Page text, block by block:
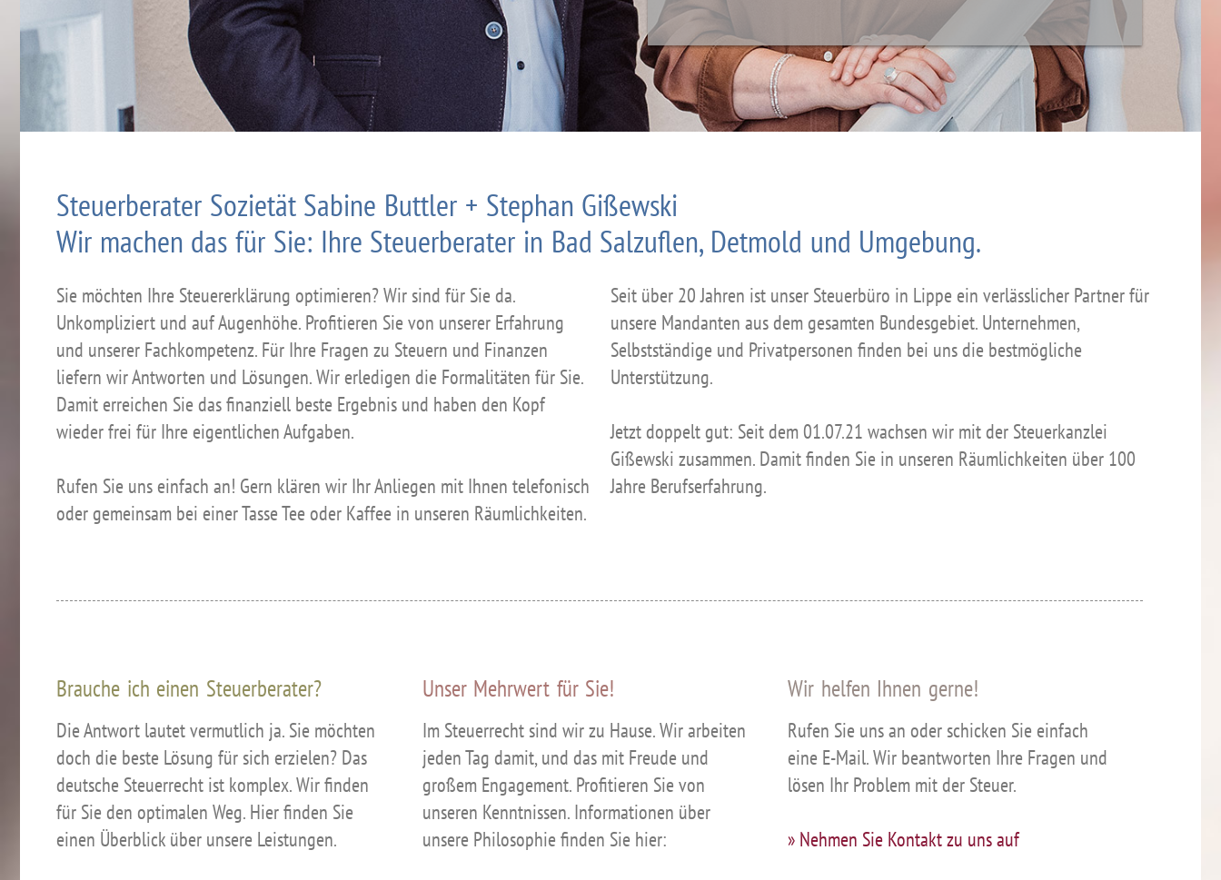
Steuerberater Sozietät Sabine Buttler + Stephan Gißewski
Wir machen das für Sie: Ihre Steuerberater in Bad Salzuflen, Detmold und Umgebung.
Sie möchten Ihre Steuererklärung optimieren? Wir sind für Sie da.
Unkompliziert und auf Augenhöhe. Profitieren Sie von unserer Erfahrung
und unserer Fachkompetenz. Für Ihre Fragen zu Steuern und Finanzen
liefern wir Antworten und Lösungen. Wir erledigen die Formalitäten für Sie.
Damit erreichen Sie das finanziell beste Ergebnis und haben den Kopf
wieder frei für Ihre eigentlichen Aufgaben.
Rufen Sie uns einfach an! Gern klären wir Ihr Anliegen mit Ihnen telefonisch
oder gemeinsam bei einer Tasse Tee oder Kaffee in unseren Räumlichkeiten.
Seit über 20 Jahren ist unser Steuerbüro in Lippe ein verlässlicher Partner für
unsere Mandanten aus dem gesamten Bundesgebiet. Unternehmen,
Selbstständige und Privatpersonen finden bei uns die bestmögliche
Unterstützung.
Jetzt doppelt gut: Seit dem 01.07.21 wachsen wir mit der Steuerkanzlei
Gißewski zusammen. Damit finden Sie in unseren Räumlichkeiten über 100
Jahre Berufserfahrung.
Brauche ich einen Steuerberater?
Die Antwort lautet vermutlich ja. Sie möchten
doch die beste Lösung für sich erzielen? Das
deutsche Steuerrecht ist komplex. Wir finden
für Sie den optimalen Weg. Hier finden Sie
einen Überblick über unsere Leistungen.
Unser Mehrwert für Sie!
Im Steuerrecht sind wir zu Hause. Wir arbeiten
jeden Tag damit, und das mit Freude und
großem Engagement. Profitieren Sie von
unseren Kenntnissen. Informationen über
unsere Philosophie finden Sie hier:
Wir helfen Ihnen gerne!
Rufen Sie uns an oder schicken Sie einfach
eine E-Mail. Wir beantworten Ihre Fragen und
lösen Ihr Problem mit der Steuer.
» Nehmen Sie Kontakt zu uns auf